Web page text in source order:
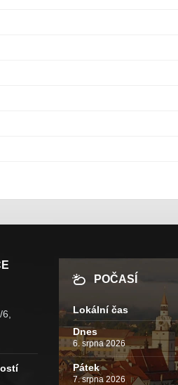
POČASÍ
Lokální čas
Dnes
6. srpna 2026
Pátek
7. srpna 2026